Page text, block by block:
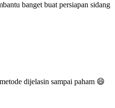
banget buat persiapan sidang
dijelasin sampai paham 😄